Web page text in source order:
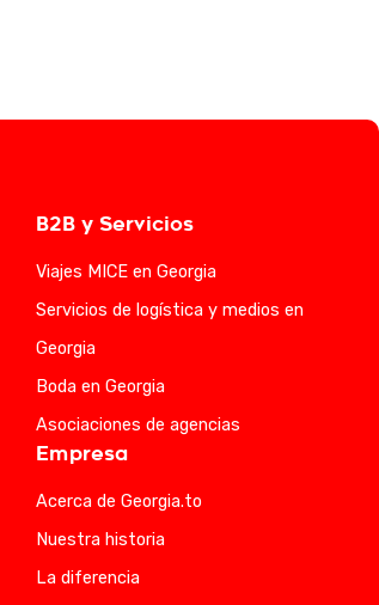
B2B y Servicios
Viajes MICE en Georgia
Servicios de logística y medios en
Georgia
Boda en Georgia
Asociaciones de agencias
Empresa
Acerca de Georgia.to
Nuestra historia
La diferencia